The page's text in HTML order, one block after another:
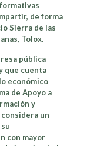
de forma
Sierra de las
Tolox.
pública
que cuenta
económico
de Apoyo a
y
considera un
con mayor